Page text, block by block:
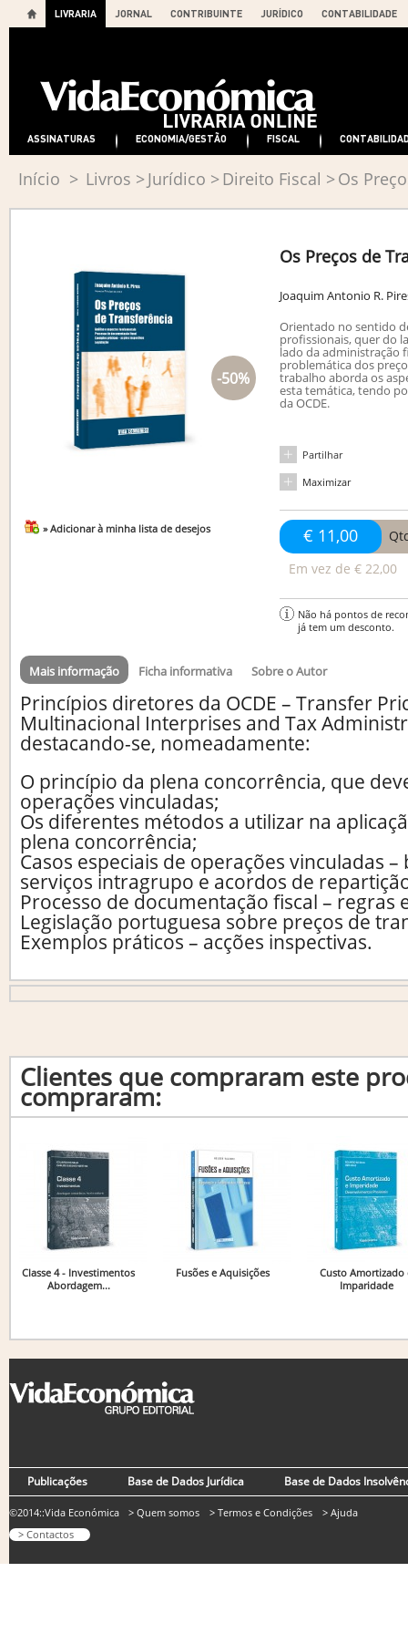
LIVRARIA JORNAL CONTRIBUINTE JURÍDICO CONTABILIDADE
ASSINATURAS ECONOMIA/GESTÃO FISCAL
Início > Livros >Jurídico >Direito Fiscal >Os
-50%
» Adicionar à minha lista de desejos
Os Preços de
Joaquim Antonio R.
Orientado no sentido
profissionais, quer do
lado da administração
problemática dos
trabalho aborda os
esta temática, tendo
da OCDE.
Partilhar
Maximizar
€ 11,00
Em vez de € 22,00
Não há pontos de
já tem um desconto.
Mais informação Ficha informativa Sobre o Autor
Princípios diretores da OCDE – Transfer
Multinacional Interprises and Tax
destacando-se, nomeadamente:
O princípio da plena concorrência, que
operações vinculadas;
Os diferentes métodos a utilizar na
plena concorrência;
Casos especiais de operações vinculadas
serviços intragrupo e acordos de
Processo de documentação fiscal – regras
Legislação portuguesa sobre preços de
Exemplos práticos – acções inspectivas.
Clientes que compraram este
compraram:
Classe 4 - Investimentos
Abordagem...
Fusões e Aquisições
Custo Amortizado
Imparidade
Publicações Base de Dados Jurídica Base de Dados
©2014::Vida Económica
> Contactos
> Quem somos > Termos e Condições > Ajuda